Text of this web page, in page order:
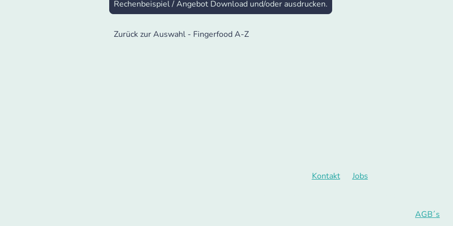
Rechenbeispiel / Angebot Download und/oder ausdrucken.
Zurück zur Auswahl - Fingerfood A-Z
Kontakt
Jobs
AGB´s